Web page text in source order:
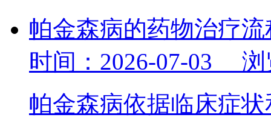
帕金森病的药物治疗流
时间：2026-07-03 浏
帕金森病依据临床症